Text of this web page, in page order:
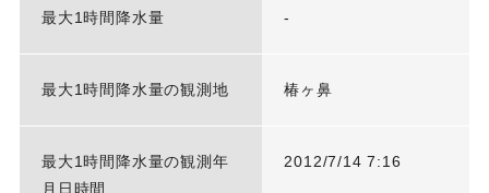
最大1時間降水量 -
最大1時間降水量の観測地 椿ヶ鼻
最大1時間降水量の観測年
月日時間
2012/7/14 7:16